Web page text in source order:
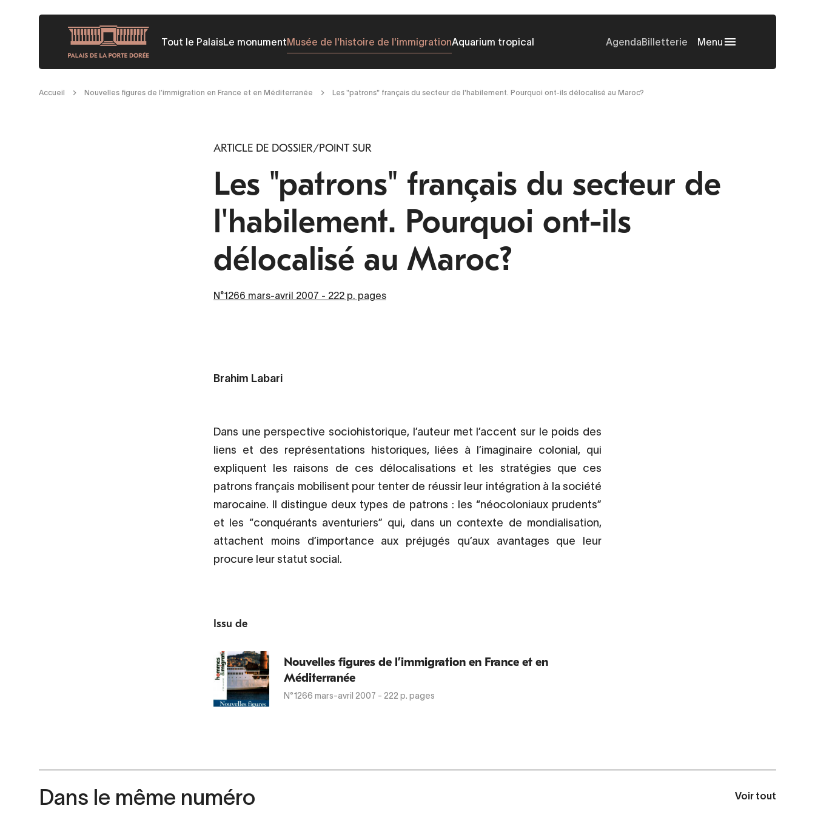
principal
Tout le PalaisLe monumentMusée de l'histoire de l'immigrationAquarium tropical AgendaBilletterie Menu
Fil
Accueil Nouvelles figures de l’immigration en France et en Méditerranée Les "patrons" français du secteur de l'habilement. Pourquoi ont-ils délocalisé au Maroc?
ARTICLE DE DOSSIER/POINT SUR
Les "patrons" français du secteur de
l'habilement. Pourquoi ont-ils
délocalisé au Maroc?
N°1266 mars-avril 2007 - 222 p. pages
Brahim Labari
Dans une perspective sociohistorique, l’auteur met l’accent sur le poids des
liens et des représentations historiques, liées à l’imaginaire colonial, qui
expliquent les raisons de ces délocalisations et les stratégies que ces
patrons français mobilisent pour tenter de réussir leur intégration à la société
marocaine. Il distingue deux types de patrons : les “néocoloniaux prudents”
et les “conquérants aventuriers” qui, dans un contexte de mondialisation,
attachent moins d’importance aux préjugés qu’aux avantages que leur
procure leur statut social.
Issu de
Nouvelles figures de l’immigration en France et en
Méditerranée
N°1266 mars-avril 2007 - 222 p. pages
Dans le même numéro Voir tout